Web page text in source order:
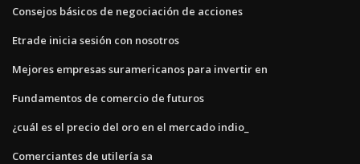
Consejos básicos de negociación de acciones
Etrade inicia sesión con nosotros
Mejores empresas suramericanos para invertir en
Fundamentos de comercio de futuros
¿cuál es el precio del oro en el mercado indio_
Comerciantes de utilería sa